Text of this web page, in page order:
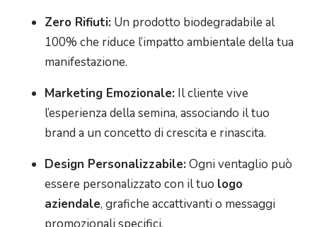
Zero Rifiuti: Un prodotto biodegradabile al
100% che riduce l’impatto ambientale della tua
manifestazione.
Marketing Emozionale: Il cliente vive
l’esperienza della semina, associando il tuo
brand a un concetto di crescita e rinascita.
Design Personalizzabile: Ogni ventaglio può
essere personalizzato con il tuo logo
aziendale, grafiche accattivanti o messaggi
promozionali specifici.